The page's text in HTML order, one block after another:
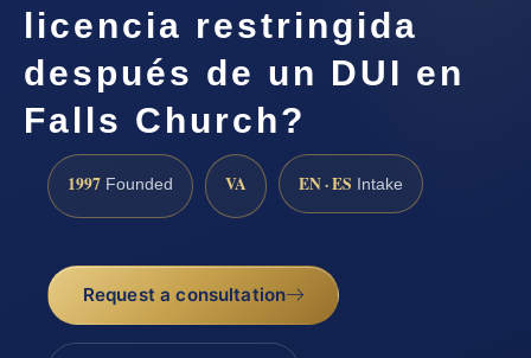
licencia restringida
después de un DUI en
Falls Church?
1997 Founded VA EN · ES Intake
Request a consultation